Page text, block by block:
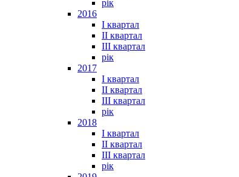
рік
2016
I квартал
II квартал
III квартал
рік
2017
I квартал
II квартал
III квартал
рік
2018
I квартал
II квартал
III квартал
рік